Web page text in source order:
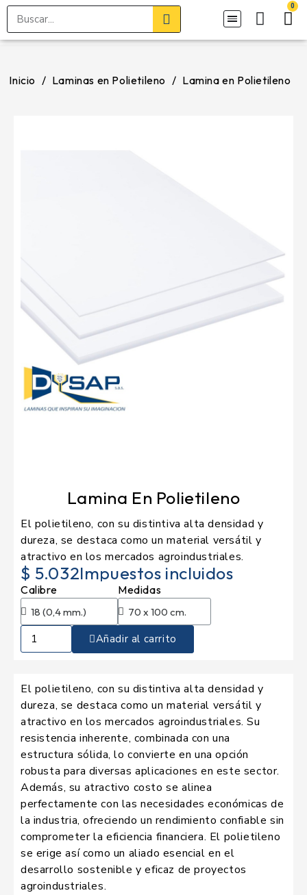
Inicio Laminas en Polietileno Lamina en Polietileno
Lamina En Polietileno
El polietileno, con su distintiva alta densidad y
dureza, se destaca como un material versátil y
atractivo en los mercados agroindustriales.
$ 5.032Impuestos incluidos
Calibre Medidas
Añadir al carrito
El polietileno, con su distintiva alta densidad y
dureza, se destaca como un material versátil y
atractivo en los mercados agroindustriales. Su
resistencia inherente, combinada con una
estructura sólida, lo convierte en una opción
robusta para diversas aplicaciones en este sector.
Además, su atractivo costo se alinea
perfectamente con las necesidades económicas de
la industria, ofreciendo un rendimiento confiable sin
comprometer la eficiencia financiera. El polietileno
se erige así como un aliado esencial en el
desarrollo sostenible y eficaz de proyectos
agroindustriales.